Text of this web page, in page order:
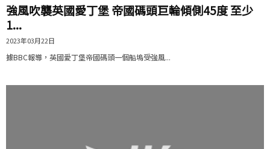
強風吹襲英國愛丁堡 帝國碼頭巨輪傾側45度 至少
1...
2023年03月22日
據BBC報導，英國愛丁堡帝國碼頭一個船塢受強風...